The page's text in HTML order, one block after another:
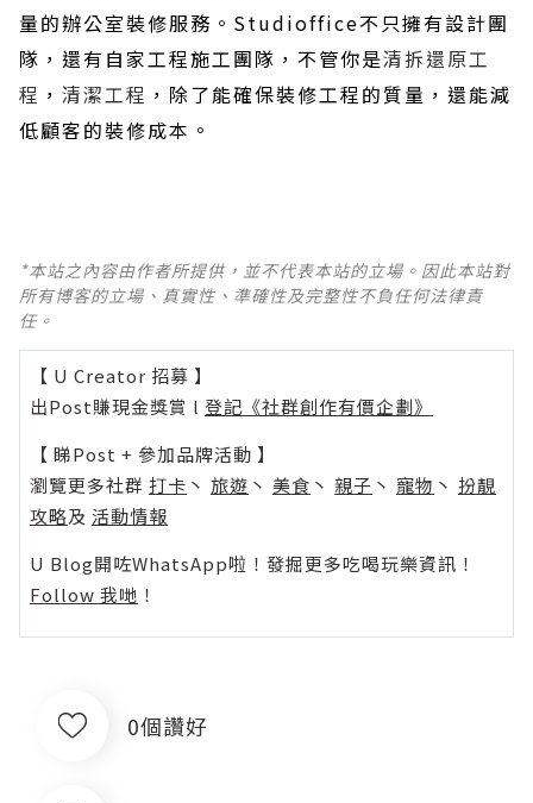
量的辦公室裝修服務。Studioffice不只擁有設計團
隊，還有自家工程施工團隊，不管你是清拆還原工
程 ， 清潔工程 ，除了能確保裝修工程的質量，還能減
低顧客的裝修成本。
*本站之內容由作者所提供，並不代表本站的立場。因此本站對
所有博客的立場、真實性、準確性及完整性不負任何法律責
任。
【 U Creator 招募 】
出Post賺現金獎賞 l 登記《社群創作有價企劃》
【 睇Post + 參加品牌活動 】
瀏覽更多社群 打卡 丶 旅遊 丶 美食 丶 親子 丶 寵物 丶 扮靚
攻略及 活動情報
U Blog開咗WhatsApp啦！發掘更多吃喝玩樂資訊！
Follow 我哋 ！
0個讚好